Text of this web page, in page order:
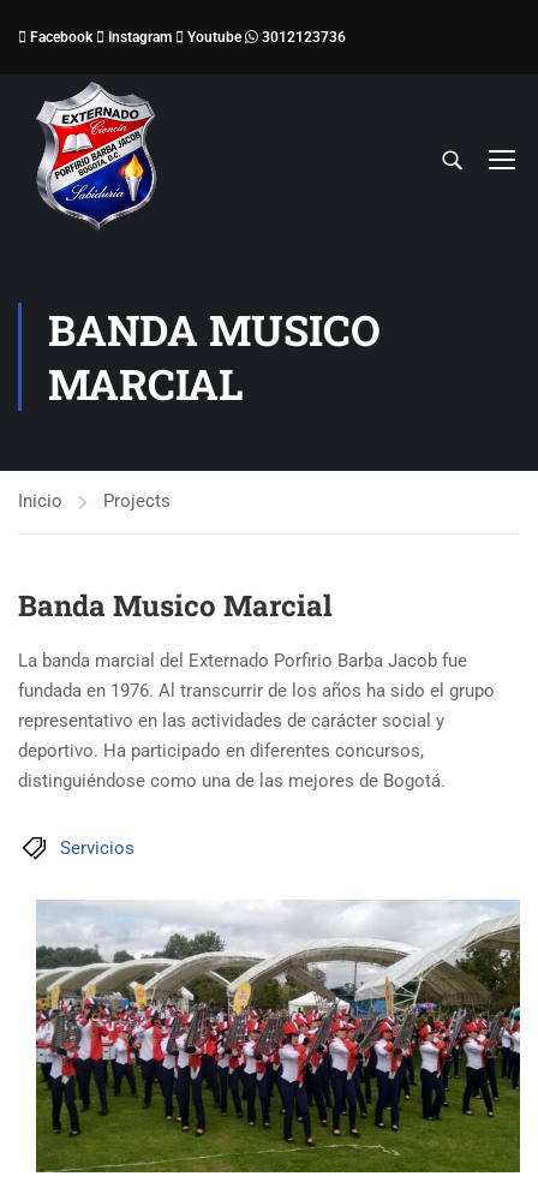
Facebook Instagram Youtube 3012123736
BANDA MUSICO
MARCIAL
Inicio Projects
Banda Musico Marcial
La banda marcial del Externado Porfirio Barba Jacob fue
fundada en 1976. Al transcurrir de los años ha sido el grupo
representativo en las actividades de carácter social y
deportivo. Ha participado en diferentes concursos,
distinguiéndose como una de las mejores de Bogotá.
Servicios